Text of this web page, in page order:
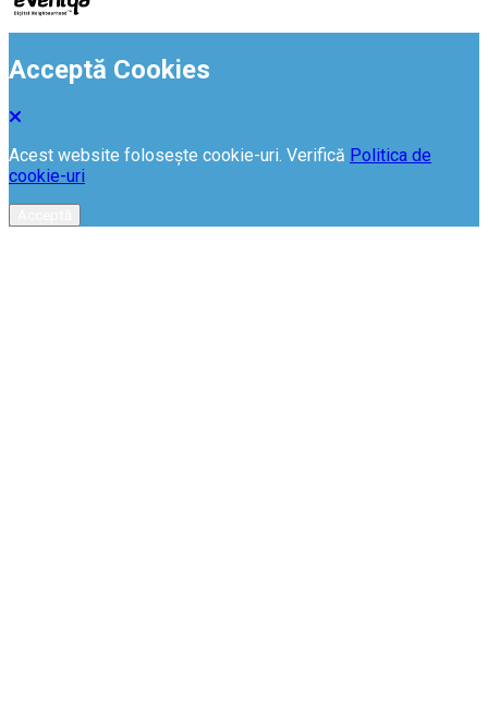
Acceptă Cookies
Acest website folosește cookie-uri. Verifică Politica de
cookie-uri